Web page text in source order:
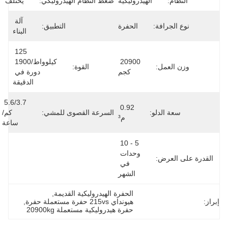
نوع الجرافة: الحفرة التطبيق:
آلة
البناء
وزن العمل:
20900
كجم
القوة:
125
كيلوواط/1900
دورة في
الدقيقة
سعة الدلو:
0.92
م³
السرعة القصوى للمشي:
5.6/3.7
كم/
ساعة
القدرة على العرض:
5 - 10
وحدات
في
الشهر
إبراز:
الحفرة الهيدروليكية القديمة,
هيونداي 215vs حفرة مستعملة حفرة
,
حفرة هيدروليكية مستعملة 20900kg